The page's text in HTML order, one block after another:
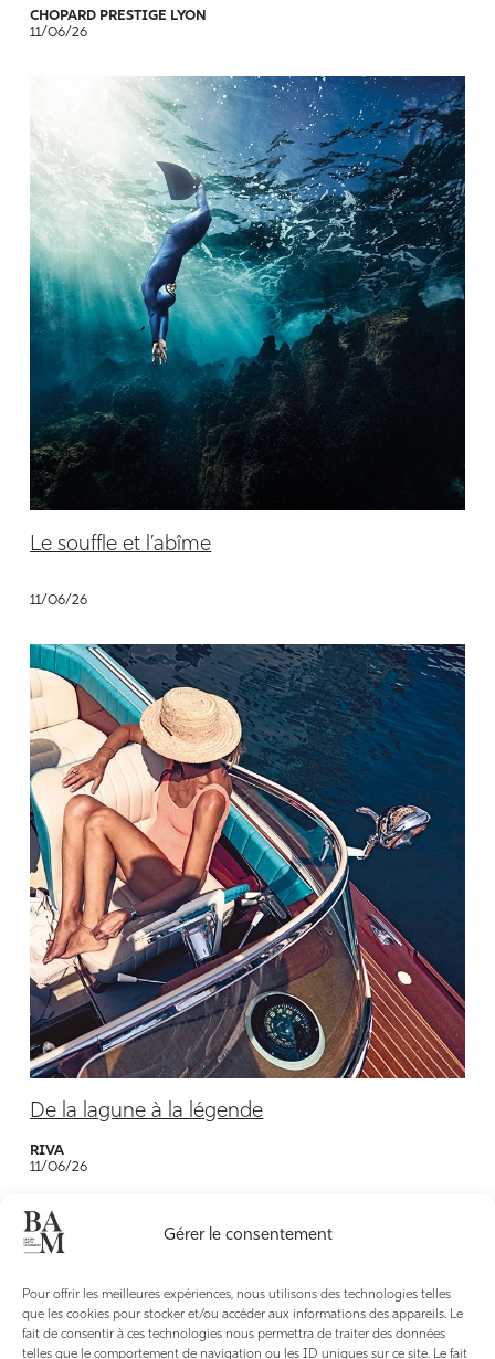
Gérer le consentement
Pour offrir les meilleures expériences, nous utilisons des technologies telles
que les cookies pour stocker et/ou accéder aux informations des appareils. Le
fait de consentir à ces technologies nous permettra de traiter des données
telles que le comportement de navigation ou les ID uniques sur ce site. Le fait
CHOPARD PRESTIGE LYON
11/06/26
Le souffle et l’abîme
11/06/26
De la lagune à la légende
RIVA
11/06/26
TOUS LES